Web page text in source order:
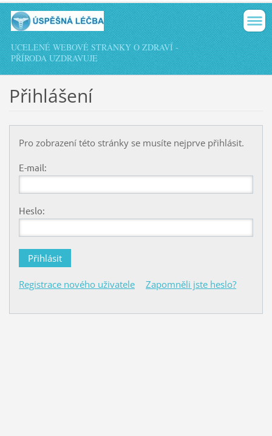
UCELENÉ WEBOVÉ STRÁNKY O ZDRAVÍ -
PŘÍRODA UZDRAVUJE
Přihlášení
Pro zobrazení této stránky se musíte nejprve přihlásit.
E-mail:
Heslo:
Registrace nového uživatele Zapomněli jste heslo?